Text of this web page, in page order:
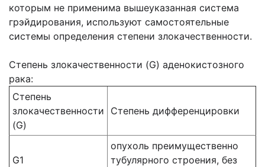
которым не применима вышеуказанная система
грэйдирования, используют самостоятельные
системы определения степени злокачественности.
Степень злокачественности (G) аденокистозного
рака:
Степень
злокачественности
(G)
Степень дифференцировки
G1
опухоль преимущественно
тубулярного строения, без